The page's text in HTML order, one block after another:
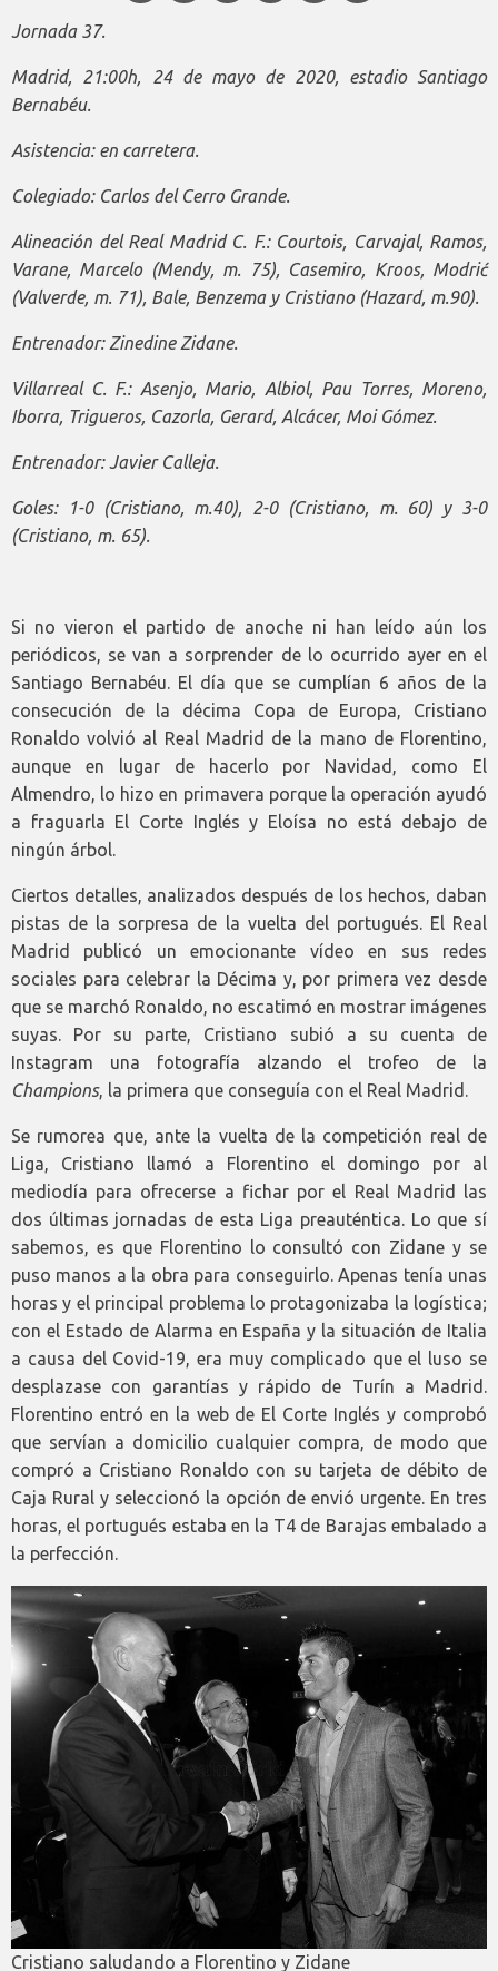
Jornada 37.
Madrid, 21:00h, 24 de mayo de 2020, estadio Santiago
Bernabéu.
Asistencia: en carretera.
Colegiado: Carlos del Cerro Grande.
Alineación del Real Madrid C. F.: Courtois, Carvajal, Ramos,
Varane, Marcelo (Mendy, m. 75), Casemiro, Kroos, Modrić
(Valverde, m. 71), Bale, Benzema y Cristiano (Hazard, m.90).
Entrenador: Zinedine Zidane.
Villarreal C. F.: Asenjo, Mario, Albiol, Pau Torres, Moreno,
Iborra, Trigueros, Cazorla, Gerard, Alcácer, Moi Gómez.
Entrenador: Javier Calleja.
Goles: 1-0 (Cristiano, m.40), 2-0 (Cristiano, m. 60) y 3-0
(Cristiano, m. 65).
Si no vieron el partido de anoche ni han leído aún los
periódicos, se van a sorprender de lo ocurrido ayer en el
Santiago Bernabéu. El día que se cumplían 6 años de la
consecución de la décima Copa de Europa, Cristiano
Ronaldo volvió al Real Madrid de la mano de Florentino,
aunque en lugar de hacerlo por Navidad, como El
Almendro, lo hizo en primavera porque la operación ayudó
a fraguarla El Corte Inglés y Eloísa no está debajo de
ningún árbol.
Ciertos detalles, analizados después de los hechos, daban
pistas de la sorpresa de la vuelta del portugués. El Real
Madrid publicó un emocionante vídeo en sus redes
sociales para celebrar la Décima y, por primera vez desde
que se marchó Ronaldo, no escatimó en mostrar imágenes
suyas. Por su parte, Cristiano subió a su cuenta de
Instagram una fotografía alzando el trofeo de la
Champions, la primera que conseguía con el Real Madrid.
Se rumorea que, ante la vuelta de la competición real de
Liga, Cristiano llamó a Florentino el domingo por al
mediodía para ofrecerse a fichar por el Real Madrid las
dos últimas jornadas de esta Liga preauténtica. Lo que sí
sabemos, es que Florentino lo consultó con Zidane y se
puso manos a la obra para conseguirlo. Apenas tenía unas
horas y el principal problema lo protagonizaba la logística;
con el Estado de Alarma en España y la situación de Italia
a causa del Covid-19, era muy complicado que el luso se
desplazase con garantías y rápido de Turín a Madrid.
Florentino entró en la web de El Corte Inglés y comprobó
que servían a domicilio cualquier compra, de modo que
compró a Cristiano Ronaldo con su tarjeta de débito de
Caja Rural y seleccionó la opción de envió urgente. En tres
horas, el portugués estaba en la T4 de Barajas embalado a
la perfección.
Cristiano saludando a Florentino y Zidane